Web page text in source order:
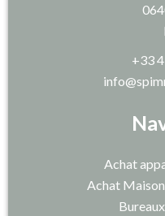
Achat
Achat
+33